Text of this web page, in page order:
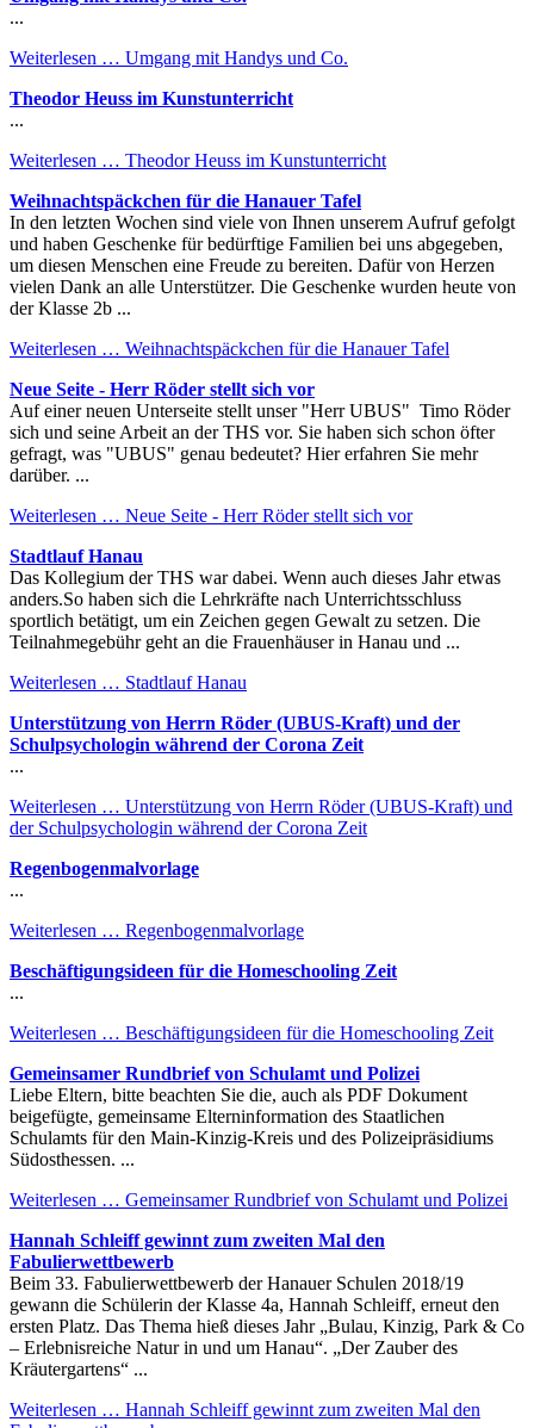
...
Weiterlesen … Umgang mit Handys und Co.
Theodor Heuss im Kunstunterricht
...
Weiterlesen … Theodor Heuss im Kunstunterricht
Weihnachtspäckchen für die Hanauer Tafel
In den letzten Wochen sind viele von Ihnen unserem Aufruf gefolgt
und haben Geschenke für bedürftige Familien bei uns abgegeben,
um diesen Menschen eine Freude zu bereiten. Dafür von Herzen
vielen Dank an alle Unterstützer. Die Geschenke wurden heute von
der Klasse 2b ...
Weiterlesen … Weihnachtspäckchen für die Hanauer Tafel
Neue Seite - Herr Röder stellt sich vor
Auf einer neuen Unterseite stellt unser "Herr UBUS" Timo Röder
sich und seine Arbeit an der THS vor. Sie haben sich schon öfter
gefragt, was "UBUS" genau bedeutet? Hier erfahren Sie mehr
darüber. ...
Weiterlesen … Neue Seite - Herr Röder stellt sich vor
Stadtlauf Hanau
Das Kollegium der THS war dabei. Wenn auch dieses Jahr etwas
anders.So haben sich die Lehrkräfte nach Unterrichtsschluss
sportlich betätigt, um ein Zeichen gegen Gewalt zu setzen. Die
Teilnahmegebühr geht an die Frauenhäuser in Hanau und ...
Weiterlesen … Stadtlauf Hanau
Unterstützung von Herrn Röder (UBUS-Kraft) und der
Schulpsychologin während der Corona Zeit
...
Weiterlesen … Unterstützung von Herrn Röder (UBUS-Kraft) und
der Schulpsychologin während der Corona Zeit
Regenbogenmalvorlage
...
Weiterlesen … Regenbogenmalvorlage
Beschäftigungsideen für die Homeschooling Zeit
...
Weiterlesen … Beschäftigungsideen für die Homeschooling Zeit
Gemeinsamer Rundbrief von Schulamt und Polizei
Liebe Eltern, bitte beachten Sie die, auch als PDF Dokument
beigefügte, gemeinsame Elterninformation des Staatlichen
Schulamts für den Main-Kinzig-Kreis und des Polizeipräsidiums
Südosthessen. ...
Weiterlesen … Gemeinsamer Rundbrief von Schulamt und Polizei
Hannah Schleiff gewinnt zum zweiten Mal den
Fabulierwettbewerb
Beim 33. Fabulierwettbewerb der Hanauer Schulen 2018/19
gewann die Schülerin der Klasse 4a, Hannah Schleiff, erneut den
ersten Platz. Das Thema hieß dieses Jahr „Bulau, Kinzig, Park & Co
– Erlebnisreiche Natur in und um Hanau“. „Der Zauber des
Kräutergartens“ ...
Weiterlesen … Hannah Schleiff gewinnt zum zweiten Mal den